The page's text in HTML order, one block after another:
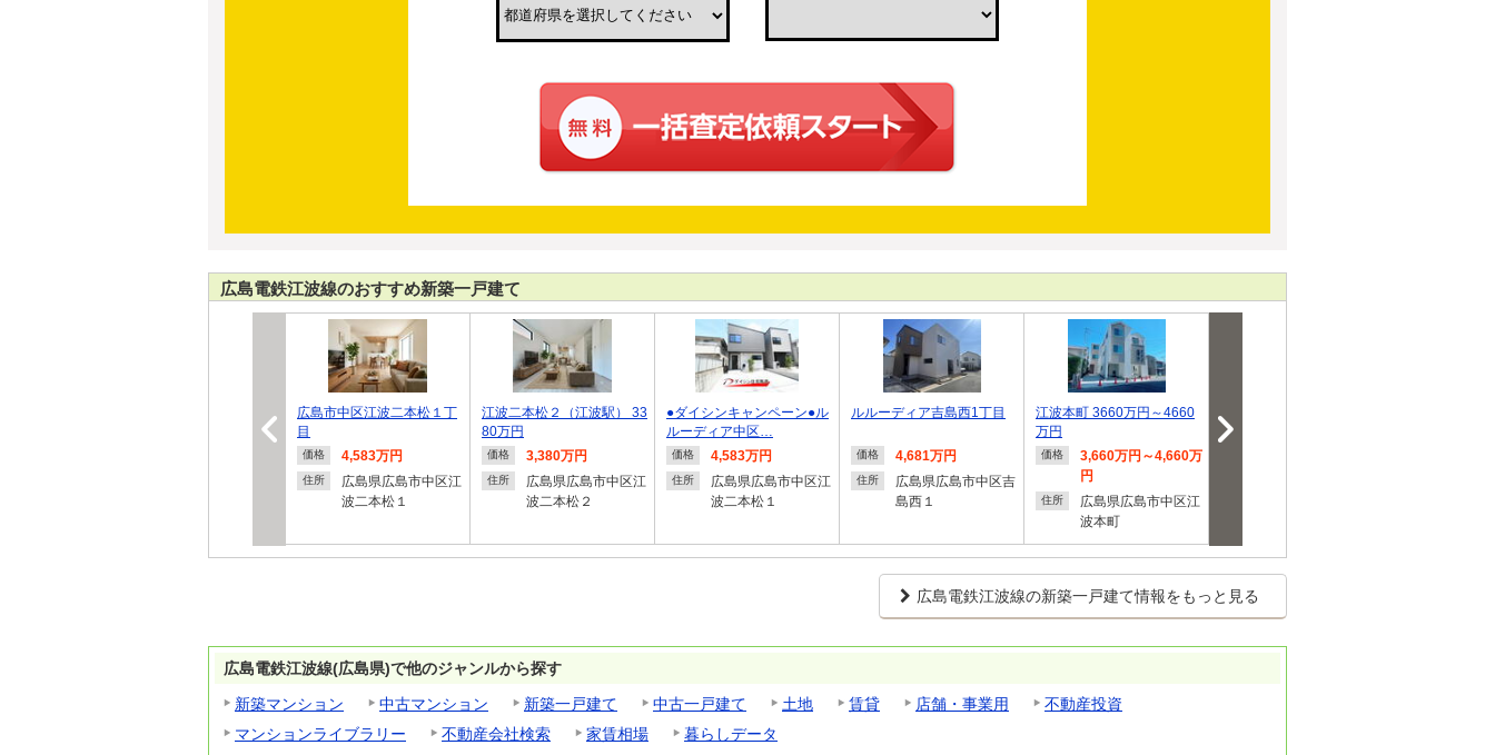
広島電鉄江波線のおすすめ新築一戸建て
広島市中区江波二本松１丁
目
価格 4,583万円
住所
広島県広島市中区江
波二本松１
江波二本松２（江波駅） 33
80万円
価格 3,380万円
住所
広島県広島市中区江
波二本松２
●ダイシンキャンペーン●ル
ルーディア中区…
価格 4,583万円
住所
広島県広島市中区江
波二本松１
ルルーディア吉島西1丁目
価格 4,681万円
住所
広島県広島市中区吉
島西１
江波本町 3660万円～4660
万円
価格
3,660万円～4,660万
円
住所
広島県広島市中区江
波本町
建て 1号棟
広島電鉄江波線の新築一戸建て情報をもっと見る
広島電鉄江波線(広島県)で他のジャンルから探す
新築マンション
中古マンション 新築一戸建て 中古一戸建て 土地 賃貸 店舗・事業用
不動産投資
マンションライブラリー
不動産会社検索 家賃相場 暮らしデータ